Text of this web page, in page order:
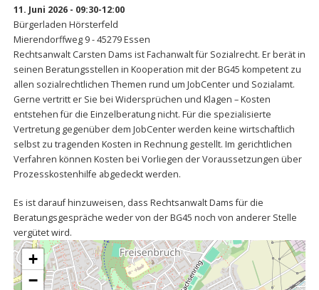
11. Juni 2026 - 09:30-12:00
Bürgerladen Hörsterfeld
Mierendorffweg 9 - 45279 Essen
Rechtsanwalt Carsten Dams ist Fachanwalt für Sozialrecht. Er berät in
seinen Beratungsstellen in Kooperation mit der BG45 kompetent zu
allen sozialrechtlichen Themen rund um JobCenter und Sozialamt.
Gerne vertritt er Sie bei Widersprüchen und Klagen – Kosten
entstehen für die Einzelberatung nicht. Für die spezialisierte
Vertretung gegenüber dem JobCenter werden keine wirtschaftlich
selbst zu tragenden Kosten in Rechnung gestellt. Im gerichtlichen
Verfahren können Kosten bei Vorliegen der Voraussetzungen über
Prozesskostenhilfe abgedeckt werden.
Es ist darauf hinzuweisen, dass Rechtsanwalt Dams für die
Beratungsgespräche weder von der BG45 noch von anderer Stelle
vergütet wird.
+
−